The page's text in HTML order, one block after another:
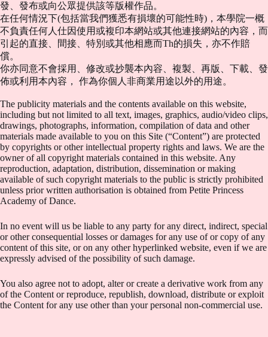
發、發布或向公眾提供該等版權作品。
在任何情況下(包括當我們獲悉有損壞的可能性時)，本學院一概
不負責任何人仕因使用或複印本網站或其他連接網站的內容，而
引起的直接、間接、特別或其他相應而Th的損失，亦不作賠
償。
你亦同意不會採用、修改或抄襲本內容、複製、再版、下載、發
佈或利用本內容， 作為你個人非商業用途以外的用途。
The publicity materials and the contents available on this website,
including but not limited to all text, images, graphics, audio/video clips,
drawings, photographs, information, compilation of data and other
materials made available to you on this Site (“Content”) are protected
by copyrights or other intellectual property rights and laws. We are the
owner of all copyright materials contained in this website. Any
reproduction, adaptation, distribution, dissemination or making
available of such copyright materials to the public is strictly prohibited
unless prior written authorisation is obtained from Petite Princess
Academy of Dance.
In no event will us be liable to any party for any direct, indirect, special
or other consequential losses or damages for any use of or copy of any
content of this site, or on any other hyperlinked website, even if we are
expressly advised of the possibility of such damage.
You also agree not to adopt, alter or create a derivative work from any
of the Content or reproduce, republish, download, distribute or exploit
the Content for any use other than your personal non-commercial use.